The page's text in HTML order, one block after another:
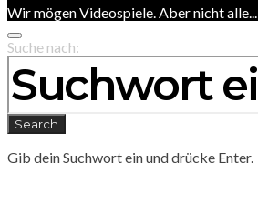
Wir mögen Videospiele. Aber nicht alle...
Suche nach:
Search
Gib dein Suchwort ein und drücke Enter.